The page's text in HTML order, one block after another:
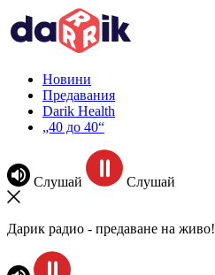
Новини
Предавания
Darik Health
„40 до 40“
Слушай Слушай
Дарик радио - предаване на живо!